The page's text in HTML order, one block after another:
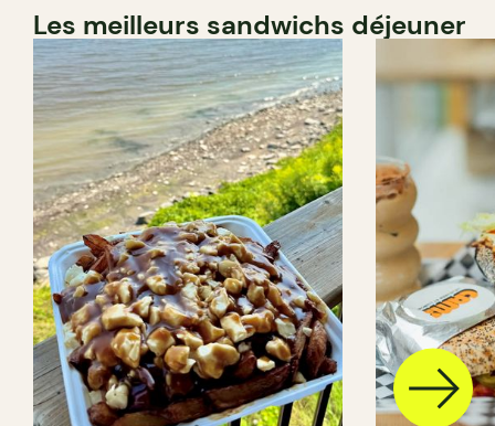
Les meilleurs sandwichs déjeuner